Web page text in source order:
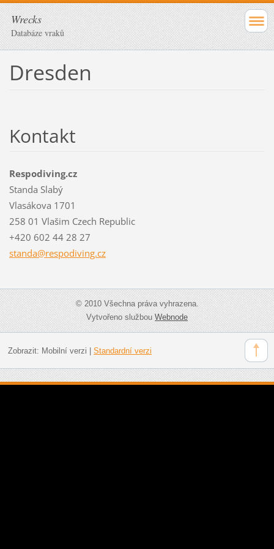
Wrecks
Databáze vraků
Dresden
Kontakt
Respodiving.cz
Standa Slabý
Vlasákova 1701
258 01 Vlašim Czech Republic
+420 602 44 28 27
standa@respodiving.cz
© 2010 Všechna práva vyhrazena.
Vytvořeno službouWebnode
Zobrazit: Mobilní verzi Standardní verzi